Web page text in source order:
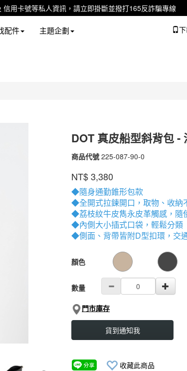
用卡號等私人資訊，請立即掛斷並撥打165反詐騙專線
配件 主題企劃
DOT 真皮船型斜背包 -
商品代號 225-087-90-0
225-
90-
0
品牌 PEPPER'S
NT$3,380
◆隨身通勤錐形包款
◆全開式拉鍊開口，取物、收納
◆荔枝紋牛皮雋永皮革觸感，隨
◆內側大小插式口袋，輕鬆分類
◆側面、背帶皆附D型扣環，交
GOODS000000000000001936412
顏色
數量
門市庫存
貨到通知我
收藏此商品